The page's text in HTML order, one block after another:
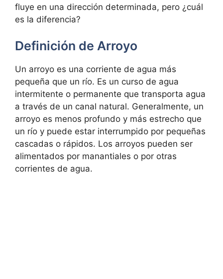
fluye en una dirección determinada, pero ¿cuál
es la diferencia?
Definición de Arroyo
Un arroyo es una corriente de agua más
pequeña que un río. Es un curso de agua
intermitente o permanente que transporta agua
a través de un canal natural. Generalmente, un
arroyo es menos profundo y más estrecho que
un río y puede estar interrumpido por pequeñas
cascadas o rápidos. Los arroyos pueden ser
alimentados por manantiales o por otras
corrientes de agua.